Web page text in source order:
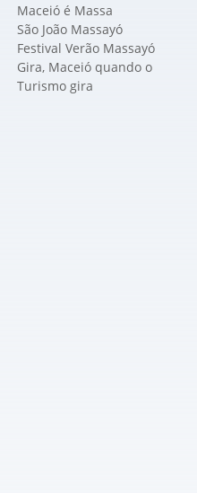
Maceió é Massa
São João Massayó
Festival Verão Massayó
Gira, Maceió quando o
Turismo gira